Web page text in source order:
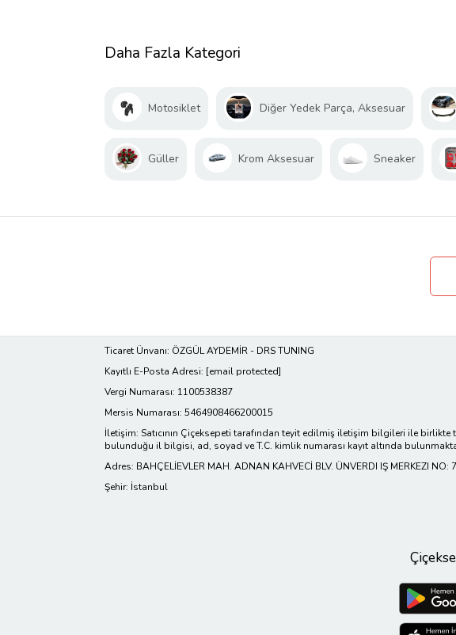
Daha Fazla Kategori
Motosiklet Diğer Yedek Parça, Aksesuar
Güller Krom Aksesuar Sneaker
Ticaret Ünvanı: ÖZGÜL AYDEMİR - DRS TUNING
Kayıtlı E-Posta Adresi: [email protected]
Vergi Numarası: 1100538387
Mersis Numarası: 5464908466200015
İletişim: Satıcının Çiçeksepeti tarafından teyit edilmiş iletişim bilgileri ile
bulunduğu il bilgisi, ad, soyad ve T.C. kimlik numarası kayıt altında
Adres: BAHÇELİEVLER MAH. ADNAN KAHVECİ BLV. ÜNVERDI IŞ MERKEZI
Şehir: İstanbul